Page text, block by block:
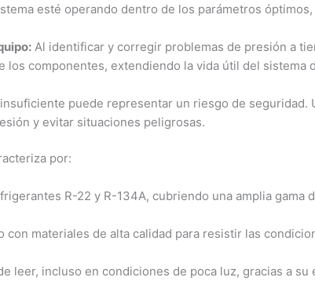
esté operando dentro de los parámetros
Al identificar y corregir problemas de presión a
los componentes, extendiendo la vida útil del sistema
puede representar un riesgo de seguridad.
y evitar situaciones peligrosas.
por:
R-22 y R-134A, cubriendo una amplia gama
con materiales de alta calidad para resistir las
leer, incluso en condiciones de poca luz, gracias a su